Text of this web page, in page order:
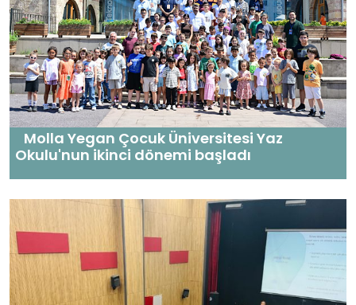
Molla Yegan Çocuk Üniversitesi Yaz
Okulu'nun ikinci dönemi başladı